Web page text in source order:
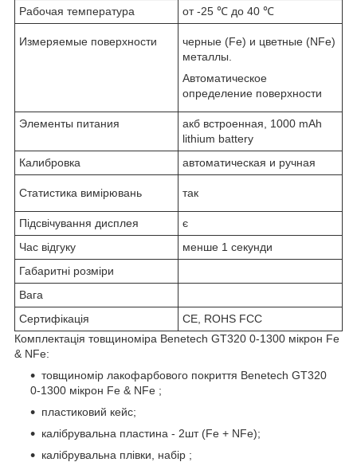
Рабочая температура
от -25 ℃ до 40 ℃
Измеряемые поверхности
черные (Fe) и цветные (NFe)
металлы.
Автоматическое
определение поверхности
Элементы питания
акб встроенная, 1000 mAh
lithium battery
Калибровка
автоматическая и ручная
Статистика вимірювань так
Підсвічування дисплея
є
Час відгуку
менше 1 секунди
Габаритні розміри
Вага
Сертифікація
CE, ROHS FCC
Комплектація товщиноміра Benetech GT320 0-1300 мікрон Fe
& NFe:
товщиномір лакофарбового покриття Benetech GT320
0-1300 мікрон Fe & NFe ;
пластиковий кейс;
калібрувальна пластина - 2шт (Fe + NFe);
калібрувальна плівки, набір ;